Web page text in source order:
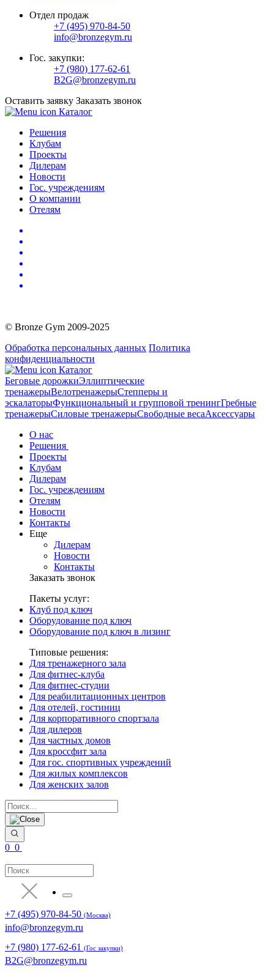
Отдел продаж
+7 (495) 970-84-50
info@bronzegym.ru
Гос. закупки:
+7 (980) 177-62-61
B2G@bronzegym.ru
Оставить заявку Заказать звонок
Каталог
Решения
Клубам
Проекты
Дилерам
Новости
Гос. учреждениям
О компании
Отелям
© Bronze Gym 2009-2025
Обработка персональных данных Политика
конфиденциальности
Каталог
Беговые дорожкиЭллиптические
тренажерыВелотренажерыСтепперы и
эскалаторыФункциональный и групповой тренингГребные
тренажерыСиловые тренажерыСвободные весаАксессуары
О нас
Решения
Проекты
Клубам
Дилерам
Гос. учреждениям
Отелям
Новости
Контакты
Еще
Дилерам
Новости
Контакты
Заказать звонок
Пакеты услуг:
Клуб под ключ
Оборудование под ключ
Оборудование под ключ в лизинг
Типовые решения:
Для тренажерного зала
Для фитнес-клуба
Для фитнес-студии
Для реабилитационных центров
Для отелей, гостиниц
Для корпоративного спортзала
Для дилеров
Для частных домов
Для кроссфит зала
Для гос. спортивных учреждений
Для жилых комплексов
Для женских залов
0 0
+7 (495) 970-84-50 (Москва)
info@bronzegym.ru
+7 (980) 177-62-61 (Гос закупки)
B2G@bronzegym.ru